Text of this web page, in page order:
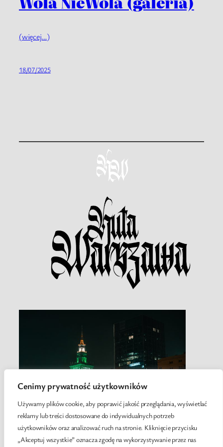
Cenimy prywatność użytkowników
Używamy plików cookie, aby poprawić jakość przeglądania, wyświetlać
reklamy lub treści dostosowane do indywidualnych potrzeb
użytkowników oraz analizować ruch na stronie. Kliknięcie przycisku
„Akceptuj wszystkie” oznacza zgodę na wykorzystywanie przez nas
(więcej…)
18/07/2025